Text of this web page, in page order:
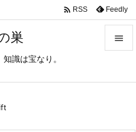
巣
識は宝なり。

 RSS Feedly